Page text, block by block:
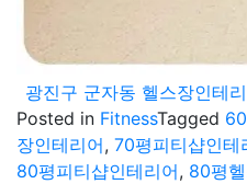
Posted in FitnessTagged
장인테리어, 70평피티샵인테
80평피티샵인테리어, 80평